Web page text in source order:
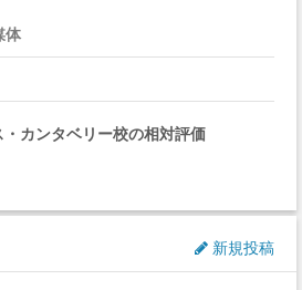
体
カンタベリー校の相対評価
新規投稿